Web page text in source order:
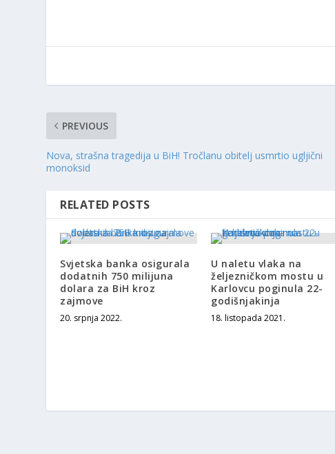
PREVIOUS
Nova, strašna tragedija u BiH! Tročlanu obitelj usmrtio ugljični
monoksid
RELATED POSTS
Svjetska banka osigurala
dodatnih 750 milijuna
dolara za BiH kroz
zajmove
20. srpnja 2022.
U naletu vlaka na
željezničkom mostu u
Karlovcu poginula 22-
godišnjakinja
18. listopada 2021.